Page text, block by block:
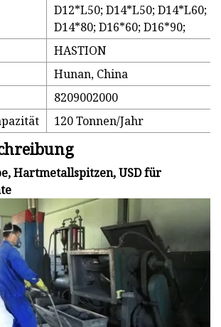
D12*L50; D14*L50; D14*L60;
D14*80; D16*60; D16*90;
HASTION
Hunan, China
8209002000
120 Tonnen/Jahr
Hartmetallspitzen, USD für